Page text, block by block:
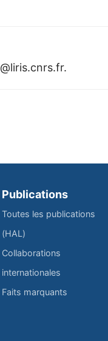
Publications
Toutes les publications
(HAL)
Collaborations
internationales
Faits marquants